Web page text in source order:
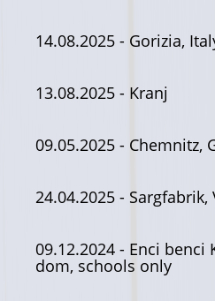
14.08.2025 - Gorizia,
13.08.2025 - Kranj
09.05.2025 - Chemnitz,
24.04.2025 - Sargfabrik,
09.12.2024 - Enci benci
dom, schools only